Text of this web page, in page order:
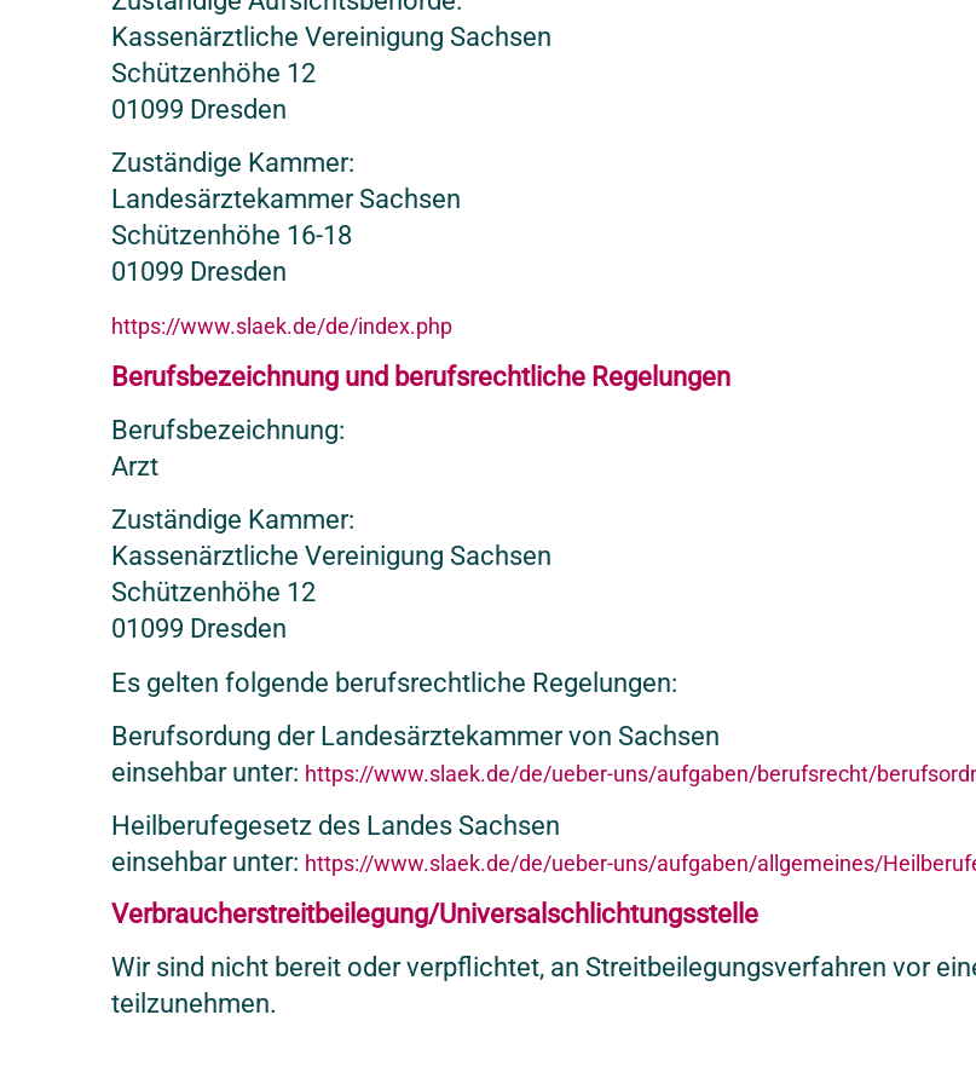
Kassenärztliche Vereinigung Sachsen
Schützenhöhe 12
01099 Dresden
Zuständige Kammer:
Landesärztekammer Sachsen
Schützenhöhe 16-18
01099 Dresden
https://www.slaek.de/de/index.php
Berufsbezeichnung und berufsrechtliche Regelungen
Berufsbezeichnung:
Arzt
Zuständige Kammer:
Kassenärztliche Vereinigung Sachsen
Schützenhöhe 12
01099 Dresden
Es gelten folgende berufsrechtliche Regelungen:
Berufsordung der Landesärztekammer von Sachsen
einsehbar unter: https://www.slaek.de/de/ueber-uns/aufgaben/berufsrecht/
Heilberufegesetz des Landes Sachsen
einsehbar unter: https://www.slaek.de/de/ueber-uns/aufgaben/allgemeines/
Verbraucher­streit­beilegung/Universal­schlichtungs­stelle
Wir sind nicht bereit oder verpflichtet, an Streitbeilegungsverfahren vor
teilzunehmen.